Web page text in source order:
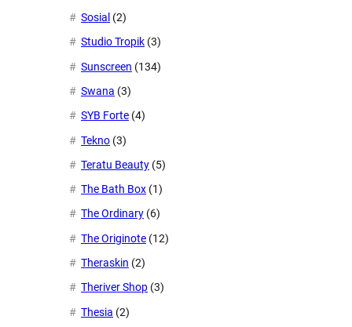
Sosial (2)
Studio Tropik (3)
Sunscreen (134)
Swana (3)
SYB Forte (4)
Tekno (3)
Teratu Beauty (5)
The Bath Box (1)
The Ordinary (6)
The Originote (12)
Theraskin (2)
Theriver Shop (3)
Thesia (2)